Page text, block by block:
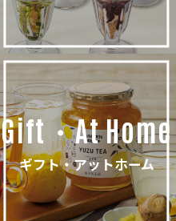
Gift・At Home
ギフト・アットホーム